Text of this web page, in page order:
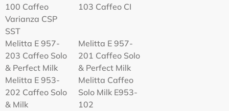
100 Caffeo
Varianza CSP
SST
103 Caffeo CI
Melitta E 957-
203 Caffeo Solo
& Perfect Milk
Melitta E 957-
201 Caffeo Solo
& Perfect Milk
Melitta Е 953-
202 Caffeo Solo
& Milk
Melitta Caffeo
Solo Milk E953-
102